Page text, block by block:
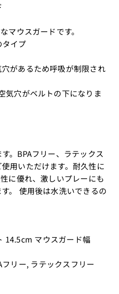
マウスガードです。
イプ
があるため呼吸が制限され
気穴がベルトの下になりま
。BPAフリー、ラテックス
用いただけます。耐久性に
に優れ、激しいプレーにも
。 使用後は水洗いできるの
14.5cm マウスガード幅
リー, ラテックスフリー